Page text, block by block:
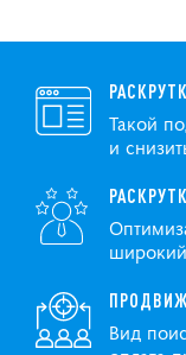
Такой
и
Вид